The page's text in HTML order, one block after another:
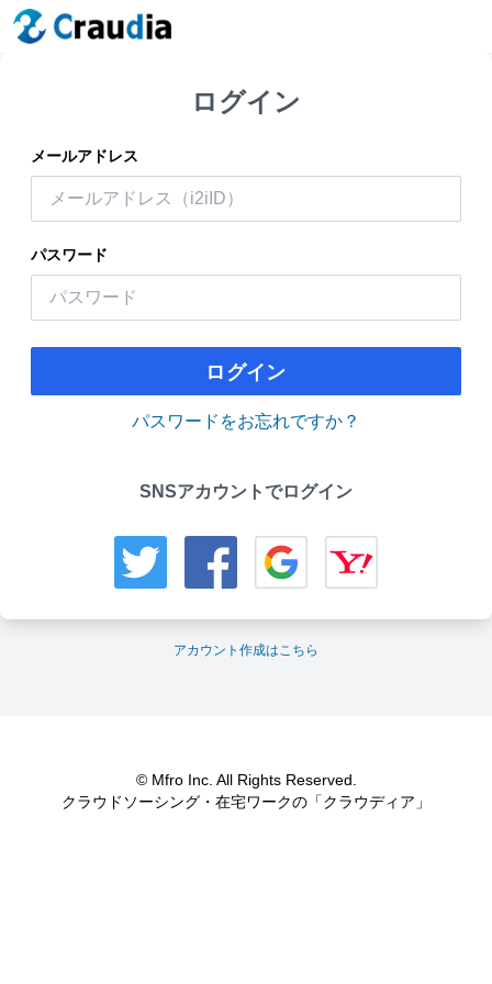
ログイン
メールアドレス
パスワード
ログイン
パスワードをお忘れですか？
SNSアカウントでログイン
アカウント作成はこちら
© Mfro Inc. All Rights Reserved.
クラウドソーシング・在宅ワークの「クラウディア」